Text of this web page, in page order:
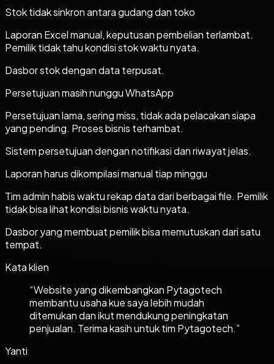
Stok tidak sinkron antara gudang dan toko
Laporan Excel manual, keputusan pembelian terlambat.
Pemilik tidak tahu kondisi stok waktu nyata.
Dasbor stok dengan data terpusat.
Persetujuan masih nunggu WhatsApp
Persetujuan lama, sering miss, tidak ada pelacakan siapa
yang pending. Proses bisnis terhambat.
Sistem persetujuan dengan notifikasi dan riwayat jelas.
Laporan harus dikompilasi manual tiap minggu
Tim admin habis waktu rekap data dari berbagai file. Pemilik
tidak bisa lihat kondisi bisnis waktu nyata.
Dasbor yang membuat pemilik bisa memutuskan dari satu
tempat.
Kata klien
“Website yang dikembangkan Pytagotech
membantu usaha kue saya lebih mudah
ditemukan dan ikut mendukung peningkatan
penjualan. Terima kasih untuk tim Pytagotech.”
Yanti